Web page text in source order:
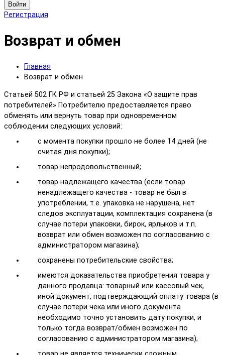
Войти
Регистрация
Возврат и обмен
Главная
Возврат и обмен
Статьей 502 ГК РФ и статьей 25 Закона «О защите прав
потребителей» Потребителю предоставляется право
обменять или вернуть товар при одновременном
соблюдении следующих условий:
с момента покупки прошло не более 14 дней (не
считая дня покупки);
товар непродовольственный;
товар надлежащего качества (если товар
ненадлежащего качества - товар не был в
употреблении, т.е. упаковка не нарушена, нет
следов эксплуатации, комплектация сохранена (в
случае потери упаковки, бирок, ярлыков и т.п.
возврат или обмен возможен по согласованию с
администратором магазина);
сохранены потребительские свойства;
имеются доказательства приобретения товара у
данного продавца: товарный или кассовый чек,
иной документ, подтверждающий оплату товара (в
случае потери чека или иного документа
необходимо точно установить дату покупки, и
только тогда возврат/обмен возможен по
согласованию с администратором магазина);